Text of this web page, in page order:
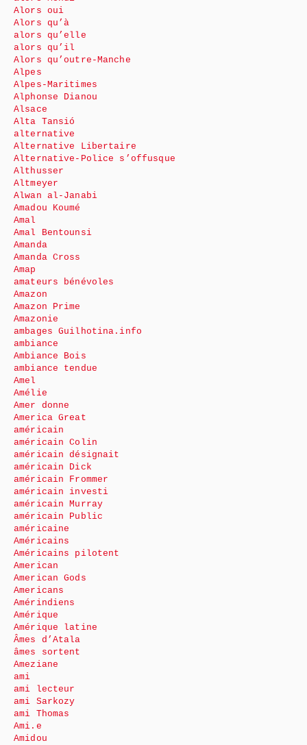
Alors oui
Alors qu’à
alors qu’elle
alors qu’il
Alors qu’outre-Manche
Alpes
Alpes-Maritimes
Alphonse Dianou
Alsace
Alta Tansió
alternative
Alternative Libertaire
Alternative-Police s’offusque
Althusser
Altmeyer
Alwan al-Janabi
Amadou Koumé
Amal
Amal Bentounsi
Amanda
Amanda Cross
Amap
amateurs bénévoles
Amazon
Amazon Prime
Amazonie
ambages Guilhotina.info
ambiance
Ambiance Bois
ambiance tendue
Amel
Amélie
Amer donne
America Great
américain
américain Colin
américain désignait
américain Dick
américain Frommer
américain investi
américain Murray
américain Public
américaine
Américains
Américains pilotent
American
American Gods
Americans
Amérindiens
Amérique
Amérique latine
Âmes d’Atala
âmes sortent
Ameziane
ami
ami lecteur
ami Sarkozy
ami Thomas
Ami.e
Amidou